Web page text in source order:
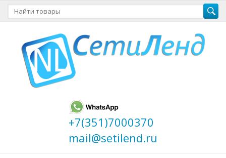
+7(351)7000370
mail@setilend.ru